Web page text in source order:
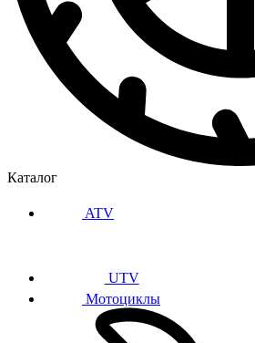
Каталог
ATV
UTV
Мотоциклы